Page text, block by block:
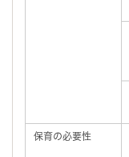
保育の必要性